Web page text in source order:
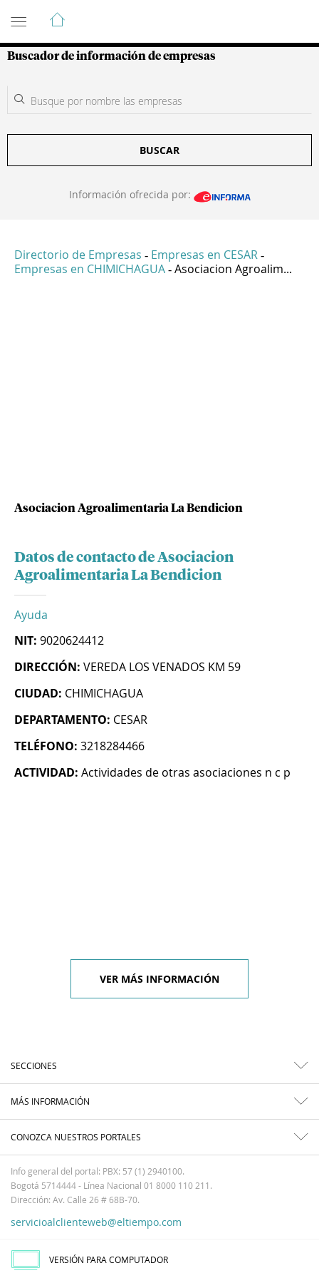
Guía de Empresas Colombianas
Buscador de información de empresas
BUSCAR
Información ofrecida por:
Directorio de Empresas - Empresas en CESAR -
Empresas en CHIMICHAGUA - Asociacion Agroalim...
Asociacion Agroalimentaria La Bendicion
Datos de contacto de Asociacion
Agroalimentaria La Bendicion
Ayuda
NIT: 9020624412
DIRECCIÓN: VEREDA LOS VENADOS KM 59
CIUDAD: CHIMICHAGUA
DEPARTAMENTO: CESAR
TELÉFONO: 3218284466
ACTIVIDAD: Actividades de otras asociaciones n c p
VER MÁS INFORMACIÓN
SECCIONES
MÁS INFORMACIÓN
CONOZCA NUESTROS PORTALES
Info general del portal: PBX: 57 (1) 2940100.
Bogotá 5714444 - Línea Nacional 01 8000 110 211.
Dirección: Av. Calle 26 # 68B-70.
servicioalclienteweb@eltiempo.com
VERSIÓN PARA COMPUTADOR